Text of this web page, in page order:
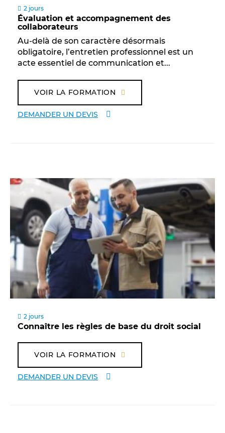
2 jours
Évaluation et accompagnement des
collaborateurs
Au-delà de son caractère désormais
obligatoire, l’entretien professionnel est un
acte essentiel de communication et...
VOIR LA FORMATION
DEMANDER UN DEVIS
2 jours
Connaître les règles de base du droit social
VOIR LA FORMATION
DEMANDER UN DEVIS